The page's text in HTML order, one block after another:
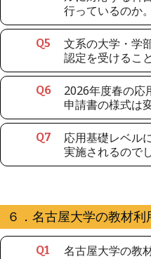
行っているのか。
Q5
文系の大学・学
認定を受けるこ
Q6
2026年度春の応
申請書の様式は
Q7
応用基礎レベル
実施されるので
６．名古屋大学の教材利
Q1 名古屋大学の教